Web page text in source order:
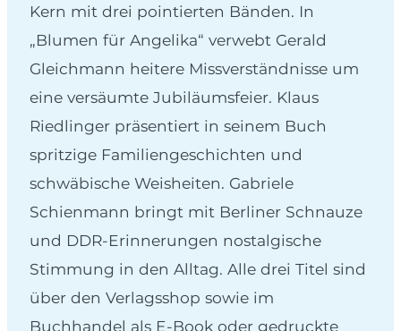
Kern mit drei pointierten Bänden. In
„Blumen für Angelika“ verwebt Gerald
Gleichmann heitere Missverständnisse um
eine versäumte Jubiläumsfeier. Klaus
Riedlinger präsentiert in seinem Buch
spritzige Familiengeschichten und
schwäbische Weisheiten. Gabriele
Schienmann bringt mit Berliner Schnauze
und DDR-Erinnerungen nostalgische
Stimmung in den Alltag. Alle drei Titel sind
über den Verlagsshop sowie im
Buchhandel als E-Book oder gedruckte